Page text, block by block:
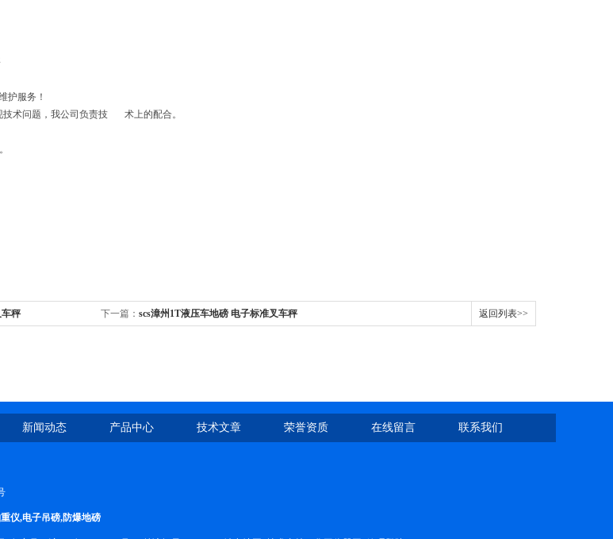
护服务！
技术问题，我公司负责技 术上的配合。
车秤 下一篇： scs漳州1T液压车地磅 电子标准叉车秤 返回列表>>
新闻动态 产品中心 技术文章 荣誉资质 在线留言 联系我们
仪,电子吊磅,防爆地磅